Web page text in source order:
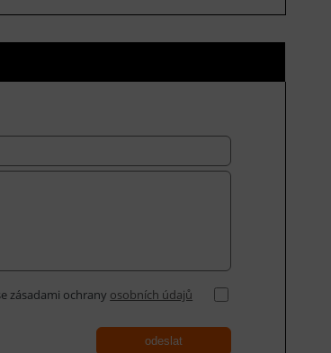
zásadami ochrany osobních údajů
odeslat